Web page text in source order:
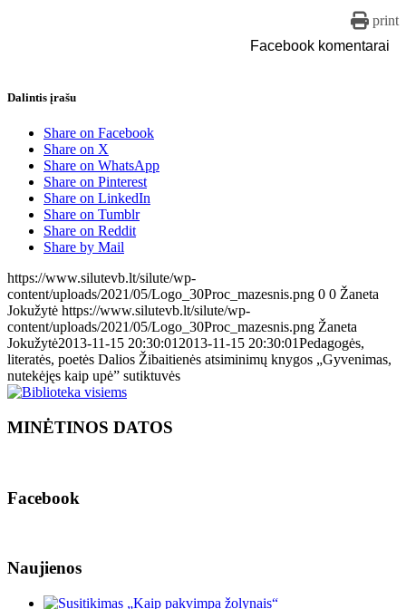
print
Facebook komentarai
Dalintis įrašu
Share on Facebook
Share on X
Share on WhatsApp
Share on Pinterest
Share on LinkedIn
Share on Tumblr
Share on Reddit
Share by Mail
https://www.silutevb.lt/silute/wp-
content/uploads/2021/05/Logo_30Proc_mazesnis.png 0 0 Žaneta
Jokužytė https://www.silutevb.lt/silute/wp-
content/uploads/2021/05/Logo_30Proc_mazesnis.png Žaneta
Jokužytė2013-11-15 20:30:012013-11-15 20:30:01Pedagogės,
literatės, poetės Dalios Žibaitienės atsiminimų knygos „Gyvenimas,
nutekėjęs kaip upė” sutiktuvės
MINĖTINOS DATOS
Facebook
Naujienos